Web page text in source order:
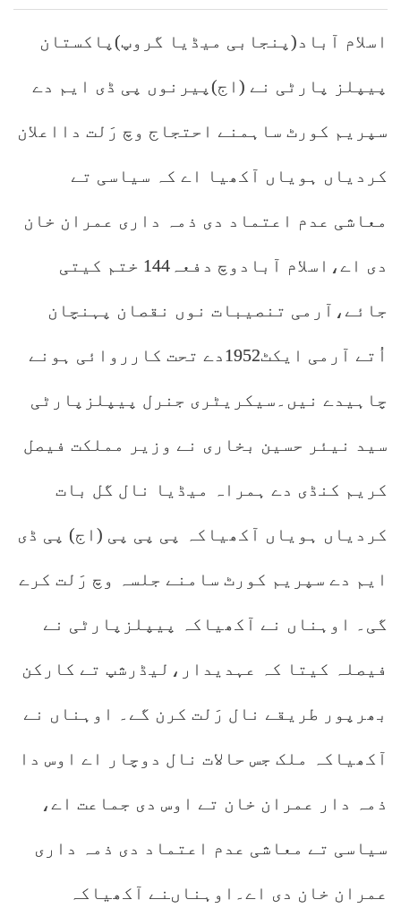
اسلام آباد(پنجابی میڈیا گروپ)پاکستان
پیپلز پارٹی نے (اج)پیرنوں پی ڈی ایم دے
سپریم کورٹ ساہمنے احتجاج وچ رَلت دااعلان
کردیاں ہویاں آکھیا اے کہ سیاسی تے
معاشی عدم اعتماد دی ذمہ داری عمران خان
دی اے،اسلام آبادوچ دفعہ144 ختم کیتی
جائے،آرمی تنصیبات نوں نقصان پہنچان
اُتے آرمی ایکٹ1952دے تحت کارروائی ہونے
چاہیدے نیں۔سیکریٹری جنرل پیپلزپارٹی
سید نیئر حسین بخاری نے وزیر مملکت فیصل
کریم کنڈی دے ہمراہ میڈیا نال گل بات
کردیاں ہویاں آکھیاکہ پی پی پی (اج) پی ڈی
ایم دے سپریم کورٹ سامنے جلسہ وچ رَلت کرے
گی۔ اوہناں نے آکھیاکہ پیپلزپارٹی نے
فیصلہ کیتا کہ عہدیدار،لیڈرشپ تے کارکن
بھرپور طریقے نال رَلت کرن گے۔ اوہناں نے
آکھیاکہ ملک جس حالات نال دوچار اے اوس دا
ذمہ دار عمران خان تے اوس دی جماعت اے،
سیاسی تے معاشی عدم اعتماد دی ذمہ داری
عمران خان دی اے۔اوہناںنے آکھیاکہ